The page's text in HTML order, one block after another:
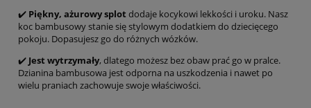
✔️ Piękny, ażurowy splot dodaje kocykowi lekkości i uroku. Nasz
koc bambusowy stanie się stylowym dodatkiem do dziecięcego
pokoju. Dopasujesz go do różnych wózków.
✔️ Jest wytrzymały, dlatego możesz bez obaw prać go w pralce.
Dzianina bambusowa jest odporna na uszkodzenia i nawet po
wielu praniach zachowuje swoje właściwości.